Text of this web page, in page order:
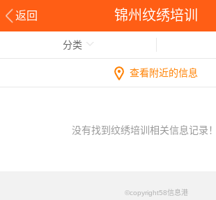
返回 锦州纹绣培训
分类
查看附近的信息
没有找到纹绣培训相关信息记录！
©copyright58信息港